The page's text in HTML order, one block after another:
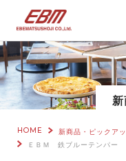
HOME
新商品・ピックア
ＥＢＭ 鉄ブルーテンパー